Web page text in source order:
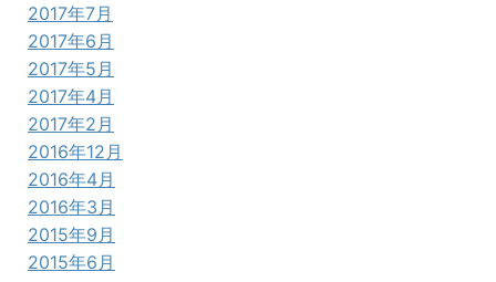
2017年7月
2017年6月
2017年5月
2017年4月
2017年2月
2016年12月
2016年4月
2016年3月
2015年9月
2015年6月